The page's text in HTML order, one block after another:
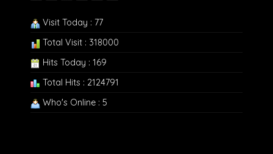
Visit Today : 77
Total Visit : 318000
Hits Today : 169
Total Hits : 2124791
Who's Online : 5